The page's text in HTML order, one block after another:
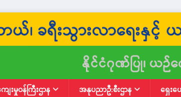
းမှုဝန်ကြီးဌာန အနုပညာဦ:စီးဌာန
ရှေး